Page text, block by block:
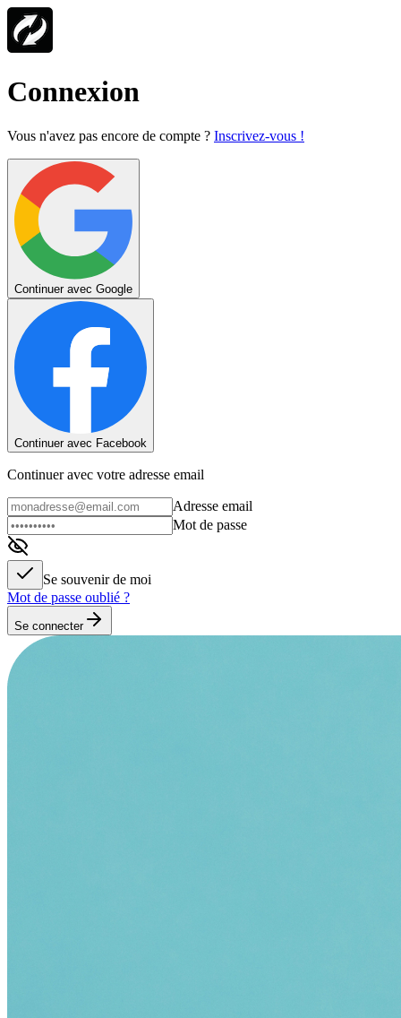
Connexion
Vous n'avez pas encore de compte ? Inscrivez-vous !
Continuer avec Google
Continuer avec Facebook
Continuer avec votre adresse email
Adresse email
Mot de passe
Se souvenir de moi
Mot de passe oublié ?
Se connecter